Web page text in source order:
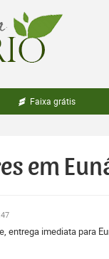
Faixa grátis
em
entrega imediata para